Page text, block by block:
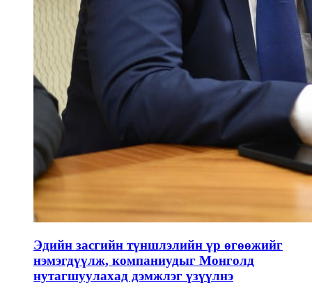
Эдийн засгийн түншлэлийн үр өгөөжийг
нэмэгдүүлж, компаниудыг Монголд
нутагшуулахад дэмжлэг үзүүлнэ